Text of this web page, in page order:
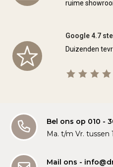
ruime
Google 4.7
Duizenden
Bel ons op 010 -
Ma. t/m Vr. tussen
Mail ons -